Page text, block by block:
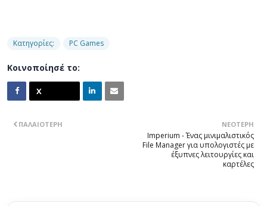
Κατηγορίες: PC Games
Κοινοποίησέ το:
ΝΕΌΤΕΡΗ
Imperium - Ένας μινιμαλιστικός
File Manager για υπολογιστές με
έξυπνες λειτουργίες και
καρτέλες
ΠΑΛΑΙΌΤΕΡΗ